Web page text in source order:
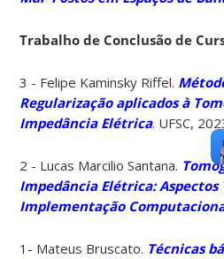
Trabalho de Conclusão de
3 - Felipe Kaminsky Riffel.
Regularização aplicados à
Impedância Elétrica. UFSC,
2 - Lucas Marcilio Santana.
Impedância Elétrica: Aspectos
Implementação
1- Mateus Bruscato. Técnicas